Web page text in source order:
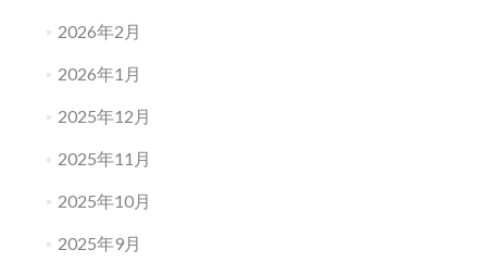
2026年2月
2026年1月
2025年12月
2025年11月
2025年10月
2025年9月